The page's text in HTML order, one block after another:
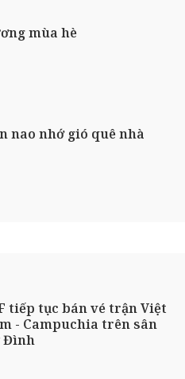
mùa hè
nao nhớ gió quê nhà
tiếp tục bán vé trận Việt
- Campuchia trên sân
Đình